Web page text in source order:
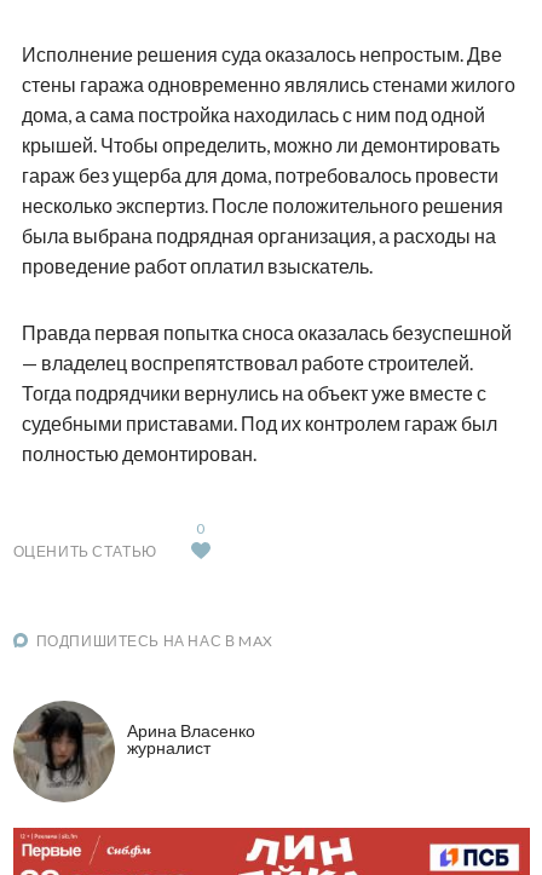
Исполнение решения суда оказалось непростым. Две
стены гаража одновременно являлись стенами жилого
дома, а сама постройка находилась с ним под одной
крышей. Чтобы определить, можно ли демонтировать
гараж без ущерба для дома, потребовалось провести
несколько экспертиз. После положительного решения
была выбрана подрядная организация, а расходы на
проведение работ оплатил взыскатель.
Правда первая попытка сноса оказалась безуспешной
— владелец воспрепятствовал работе строителей.
Тогда подрядчики вернулись на объект уже вместе с
судебными приставами. Под их контролем гараж был
полностью демонтирован.
ОЦЕНИТЬ СТАТЬЮ
0
ПОДПИШИТЕСЬ НА НАС В MAX
Арина Власенко
журналист